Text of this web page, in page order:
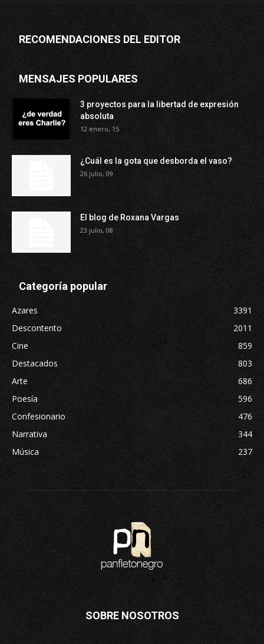
RECOMENDACIONES DEL EDITOR
MENSAJES POPULARES
3 proyectos para la libertad de expresión
absoluta
12 enero, 15
¿Cuál es la gota que desborda el vaso?
26 julio, 09
El blog de Roxana Vargas
23 julio, 08
Categoría popular
Azares
3391
Descontento
2011
Cine
859
Destacados
803
Arte
686
Poesía
596
Confesionario
476
Narrativa
344
Música
237
SOBRE NOSOTROS